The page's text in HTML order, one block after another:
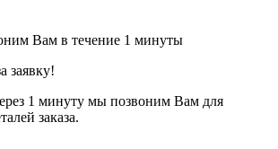
Вам в течение 1 минуты
заявку!
1 минуту мы позвоним Вам для
заказа.